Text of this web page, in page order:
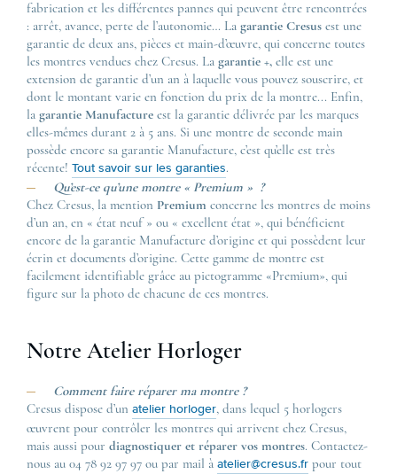
fabrication et les différentes pannes qui peuvent être rencontrées
: arrêt, avance, perte de l’autonomie… La garantie Cresus est une
garantie de deux ans, pièces et main-d’œuvre, qui concerne toutes
les montres vendues chez Cresus. La garantie +, elle est une
extension de garantie d’un an à laquelle vous pouvez souscrire, et
dont le montant varie en fonction du prix de la montre... Enfin,
la garantie Manufacture est la garantie délivrée par les marques
elles-mêmes durant 2 à 5 ans. Si une montre de seconde main
possède encore sa garantie Manufacture, c’est qu’elle est très
récente! Tout savoir sur les garanties.
Qu’est-ce qu’une montre « Premium » ?
Chez Cresus, la mention Premium concerne les montres de moins
d’un an, en « état neuf » ou « excellent état », qui bénéficient
encore de la garantie Manufacture d’origine et qui possèdent leur
écrin et documents d’origine. Cette gamme de montre est
facilement identifiable grâce au pictogramme «Premium», qui
figure sur la photo de chacune de ces montres.
Notre Atelier Horloger
Comment faire réparer ma montre ?
Cresus dispose d’un atelier horloger, dans lequel 5 horlogers
œuvrent pour contrôler les montres qui arrivent chez Cresus,
mais aussi pour diagnostiquer et réparer vos montres. Contactez-
nous au 04 78 92 97 97 ou par mail à atelier@cresus.fr pour tout